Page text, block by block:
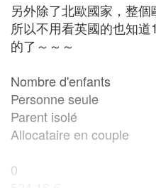
另外除了北歐國家，整個
所以不用看英國的也知
的了～～～
Nombre d'enfants
Personne seule
Parent isolé
Allocataire en couple
0